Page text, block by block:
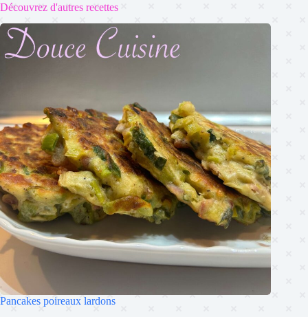
Découvrez d'autres recettes
Pancakes poireaux lardons